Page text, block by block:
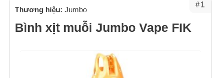
#1
Thương hiệu: Jumbo
Bình xịt muỗi Jumbo Vape FIK